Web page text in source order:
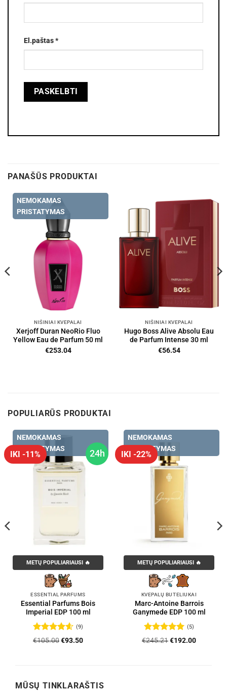
El.paštas*
PANAŠŪS PRODUKTAI
NEMOKAMAS
PRISTATYMAS
NIŠINIAI KVEPALAI
Xerjoff Duran NeoRio Fluo
Yellow Eau de Parfum 50 ml
€253.04
NIŠINIAI KVEPALAI
Hugo Boss Alive Absolu Eau
de Parfum Intense 30 ml
€56.54
POPULIARŪS PRODUKTAI
24h
IKI -11%
NEMOKAMAS
PRISTATYMAS
METŲ POPULIARIAUSI 🔥
ESSENTIAL PARFUMS
Essential Parfums Bois
Imperial EDP 100 ml
Įvertinimas:
(9)
€105.00Original
€93.50Current
IKI -22%
NEMOKAMAS
PRISTATYMAS
METŲ POPULIARIAUSI 🔥
KVEPALŲ BUTELIUKAI
Marc-Antoine Barrois
Ganymede EDP 100 ml
Įvertinimas:
(5)
€245.21Original
€192.00Current
MŪSŲ TINKLARAŠTIS